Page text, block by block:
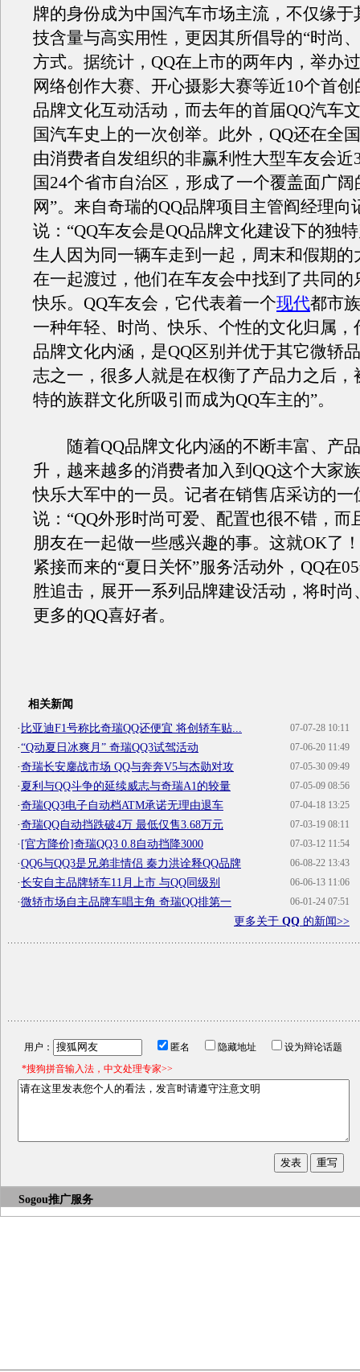
牌的身份成为中国汽车市场主流，不仅缘于
技含量与高实用性，更因其所倡导的“时尚
方式。据统计，QQ在上市的两年内，举办
网络创作大赛、开心摄影大赛等近10个首
品牌文化互动活动，而去年的首届QQ汽车
国汽车史上的一次创举。此外，QQ还在全
由消费者自发组织的非赢利性大型车友会近
国24个省市自治区，形成了一个覆盖面广阔
网”。来自奇瑞的QQ品牌项目主管阎经理向
说：“QQ车友会是QQ品牌文化建设下的独
生人因为同一辆车走到一起，周末和假期的
在一起渡过，他们在车友会中找到了共同的
快乐。QQ车友会，它代表着一个现代都市
一种年轻、时尚、快乐、个性的文化归属，
品牌文化内涵，是QQ区别并优于其它微轿
志之一，很多人就是在权衡了产品力之后，
特的族群文化所吸引而成为QQ车主的”。
随着QQ品牌文化内涵的不断丰富、产
升，越来越多的消费者加入到QQ这个大家
快乐大军中的一员。记者在销售店采访的一
说：“QQ外形时尚可爱、配置也很不错，而
朋友在一起做一些感兴趣的事。这就OK了
紧接而来的“夏日关怀”服务活动外，QQ在
胜追击，展开一系列品牌建设活动，将时尚
更多的QQ喜好者。
相关新闻
07-07-28 10:11
· 比亚迪F1号称比奇瑞QQ还便宜 将创轿车贴...
07-06-20 11:49
·“Q动夏日冰爽月” 奇瑞QQ3试驾活动
07-05-30 09:49
·奇瑞长安鏖战市场 QQ与奔奔V5与杰勋对攻
07-05-09 08:56
·夏利与QQ斗争的延续威志与奇瑞A1的较量
07-04-18 13:25
·奇瑞QQ3电子自动档ATM承诺无理由退车
07-03-19 08:11
·奇瑞QQ自动挡跌破4万 最低仅售3.68万元
07-03-12 11:54
·[官方降价]奇瑞QQ3 0.8自动挡降3000
06-08-22 13:43
·QQ6与QQ3是兄弟非情侣 秦力洪诠释QQ品牌
06-06-13 11:06
·长安自主品牌轿车11月上市 与QQ同级别
06-01-24 07:51
·微轿市场自主品牌车唱主角 奇瑞QQ排第一
更多关于 QQ 的新闻>>
用户： 匿名 隐藏地址
设为辩论话题
*搜狗拼音输入法，中文处理专家>>
Sogou推广服务